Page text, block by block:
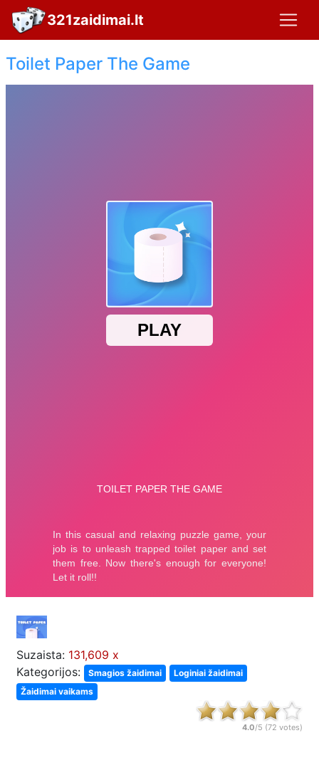
321zaidimai.lt
Toilet Paper The Game
Suzaista: 131,609 x
Kategorijos:
Smagios žaidimai
Loginiai žaidimai
Žaidimai vaikams
4.0/5 (72 votes)